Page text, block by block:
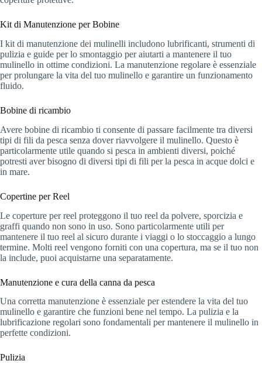
Kit di Manutenzione per Bobine
I kit di manutenzione dei mulinelli includono lubrificanti, strumenti di
pulizia e guide per lo smontaggio per aiutarti a mantenere il tuo
mulinello in ottime condizioni. La manutenzione regolare è essenziale
per prolungare la vita del tuo mulinello e garantire un funzionamento
fluido.
Bobine di ricambio
Avere bobine di ricambio ti consente di passare facilmente tra diversi
tipi di fili da pesca senza dover riavvolgere il mulinello. Questo è
particolarmente utile quando si pesca in ambienti diversi, poiché
potresti aver bisogno di diversi tipi di fili per la pesca in acque dolci e
in mare.
Copertine per Reel
Le coperture per reel proteggono il tuo reel da polvere, sporcizia e
graffi quando non sono in uso. Sono particolarmente utili per
mantenere il tuo reel al sicuro durante i viaggi o lo stoccaggio a lungo
termine. Molti reel vengono forniti con una copertura, ma se il tuo non
la include, puoi acquistarne una separatamente.
Manutenzione e cura della canna da pesca
Una corretta manutenzione è essenziale per estendere la vita del tuo
mulinello e garantire che funzioni bene nel tempo. La pulizia e la
lubrificazione regolari sono fondamentali per mantenere il mulinello in
perfette condizioni.
Pulizia